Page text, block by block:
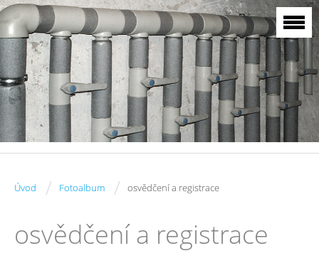
Úvod / Fotoalbum / osvědčení a registrace
osvědčení a registrace